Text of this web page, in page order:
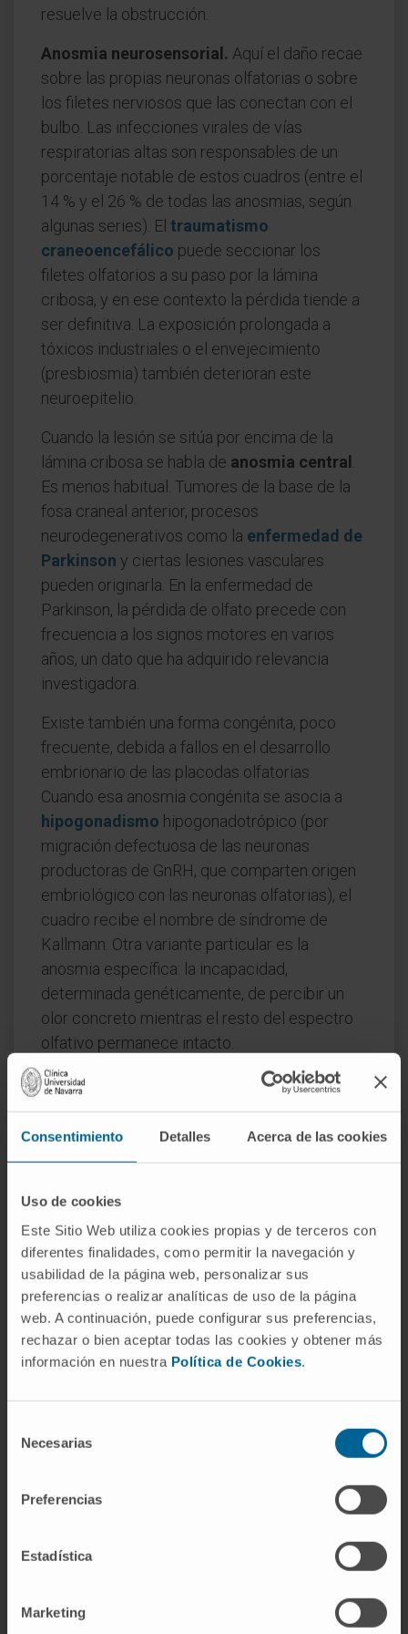
Consentimiento Detalles Acerca de las cookies
Uso de cookies
Este Sitio Web utiliza cookies propias y de terceros con
diferentes finalidades, como permitir la navegación y
usabilidad de la página web, personalizar sus
preferencias o realizar analíticas de uso de la página
web. A continuación, puede configurar sus preferencias,
rechazar o bien aceptar todas las cookies y obtener más
información en nuestra Política de Cookies.
Necesarias
Preferencias
Estadística
Marketing
resuelve la obstrucción.
Anosmia neurosensorial. Aquí el daño recae
sobre las propias neuronas olfatorias o sobre
los filetes nerviosos que las conectan con el
bulbo. Las infecciones virales de vías
respiratorias altas son responsables de un
porcentaje notable de estos cuadros (entre el
14 % y el 26 % de todas las anosmias, según
algunas series). El traumatismo
craneoencefálico puede seccionar los
filetes olfatorios a su paso por la lámina
cribosa, y en ese contexto la pérdida tiende a
ser definitiva. La exposición prolongada a
tóxicos industriales o el envejecimiento
(presbiosmia) también deterioran este
neuroepitelio.
Cuando la lesión se sitúa por encima de la
lámina cribosa se habla de anosmia central
Es menos habitual. Tumores de la base de la
fosa craneal anterior, procesos
neurodegenerativos como la enfermedad de
Parkinson y ciertas lesiones vasculares
pueden originarla. En la enfermedad de
Parkinson, la pérdida de olfato precede con
frecuencia a los signos motores en varios
años, un dato que ha adquirido relevancia
investigadora.
Existe también una forma congénita, poco
frecuente, debida a fallos en el desarrollo
embrionario de las placodas olfatorias.
Cuando esa anosmia congénita se asocia a
hipogonadismo hipogonadotrópico (por
migración defectuosa de las neuronas
productoras de GnRH, que comparten origen
embriológico con las neuronas olfatorias), el
cuadro recibe el nombre de síndrome de
Kallmann. Otra variante particular es la
anosmia específica: la incapacidad,
determinada genéticamente, de percibir un
olor concreto mientras el resto del espectro
olfativo permanece intacto.
Preguntas frecuentes
anosmia?
«olor»), con el sufijo -ία que indica cualidad o
estado. La palabra aparece documentada en
latín científico desde 1811. La misma raíz
griega está presente en términos como
hiposmia, parosmiaodisosmia, que
designan alteraciones distintas de la
percepción olfatoria.
No. La anosmia implica la abolición completa
la práctica, ambas forman parte de un
otras alteraciones como la parosmia. La
distinción importa porque el pronóstico y las